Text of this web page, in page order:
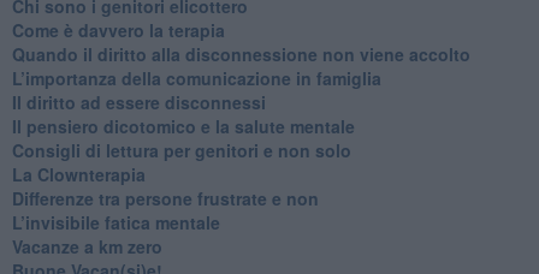
​Chi sono i genitori elicottero
Come è davvero la terapia
Quando il diritto alla disconnessione non viene accolto
​L’importanza della comunicazione in famiglia
​Il diritto ad essere disconnessi
​Il pensiero dicotomico e la salute mentale
​Consigli di lettura per genitori e non solo
​La Clownterapia
​Differenze tra persone frustrate e non
L’invisibile fatica mentale
Vacanze a km zero